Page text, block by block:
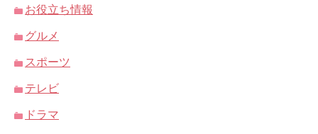
お役立ち情報
グルメ
スポーツ
テレビ
ドラマ